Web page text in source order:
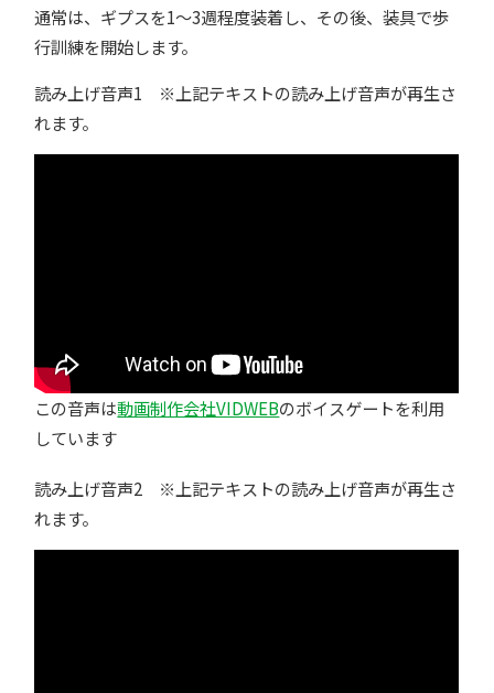
通常は、ギプスを1～3週程度装着し、その後、装具で歩
行訓練を開始します。
読み上げ音声1 ※上記テキストの読み上げ音声が再生さ
れます。
この音声は動画制作会社VIDWEBのボイスゲートを利用
しています
読み上げ音声2 ※上記テキストの読み上げ音声が再生さ
れます。